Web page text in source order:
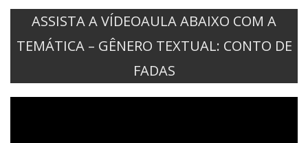
ASSISTA A VÍDEOAULA ABAIXO COM A
TEMÁTICA – GÊNERO TEXTUAL: CONTO DE
FADAS